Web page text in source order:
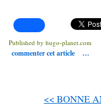
Published by hugo-planet.com
commenter cet article …
<< BONNE